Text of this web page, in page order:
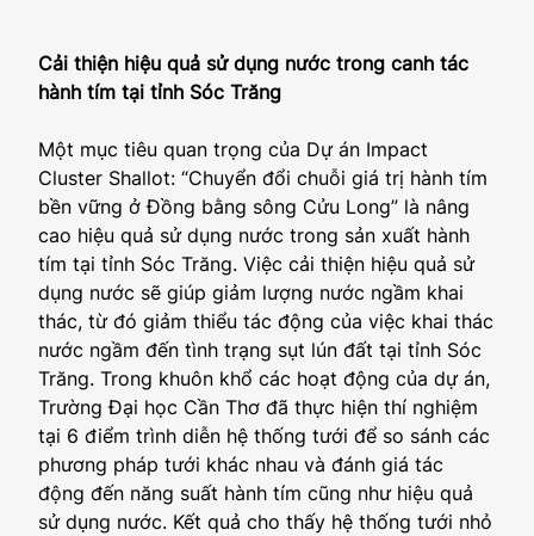
Cải thiện hiệu quả sử dụng nước trong canh tác
hành tím tại tỉnh Sóc Trăng
Một mục tiêu quan trọng của Dự án Impact
Cluster Shallot: “Chuyển đổi chuỗi giá trị hành tím
bền vững ở Đồng bằng sông Cửu Long” là nâng
cao hiệu quả sử dụng nước trong sản xuất hành
tím tại tỉnh Sóc Trăng. Việc cải thiện hiệu quả sử
dụng nước sẽ giúp giảm lượng nước ngầm khai
thác, từ đó giảm thiểu tác động của việc khai thác
nước ngầm đến tình trạng sụt lún đất tại tỉnh Sóc
Trăng. Trong khuôn khổ các hoạt động của dự án,
Trường Đại học Cần Thơ đã thực hiện thí nghiệm
tại 6 điểm trình diễn hệ thống tưới để so sánh các
phương pháp tưới khác nhau và đánh giá tác
động đến năng suất hành tím cũng như hiệu quả
sử dụng nước. Kết quả cho thấy hệ thống tưới nhỏ